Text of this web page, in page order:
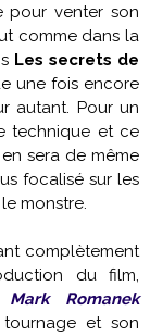
pour venter son
comme dans la
Les secrets de
une fois encore
autant. Pour un
technique et ce
sera de même
focalisé sur les
monstre.
complètement
du film,
Mark Romanek
et son